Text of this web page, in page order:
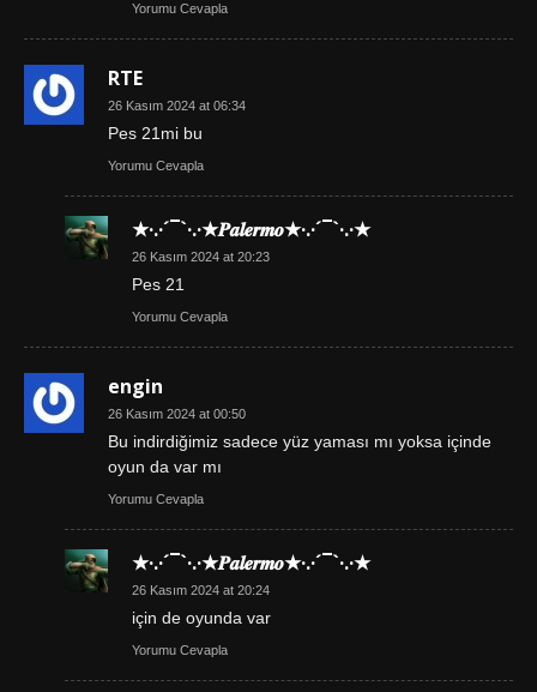
Yorumu Cevapla
RTE
26 Kasım 2024 at 06:34
Pes 21mi bu
Yorumu Cevapla
★·.·´¯`·.·★𝑷𝒂𝒍𝒆𝒓𝒎𝒐★·.·´¯`·.·★
26 Kasım 2024 at 20:23
Pes 21
Yorumu Cevapla
engin
26 Kasım 2024 at 00:50
Bu indirdiğimiz sadece yüz yaması mı yoksa içinde
oyun da var mı
Yorumu Cevapla
★·.·´¯`·.·★𝑷𝒂𝒍𝒆𝒓𝒎𝒐★·.·´¯`·.·★
26 Kasım 2024 at 20:24
için de oyunda var
Yorumu Cevapla